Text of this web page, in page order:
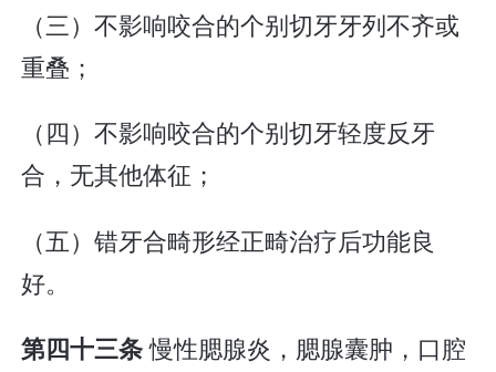
（三）不影响咬合的个别切牙牙列不齐或
重叠；
（四）不影响咬合的个别切牙轻度反牙
合，无其他体征；
（五）错牙合畸形经正畸治疗后功能良
好。
第四十三条慢性腮腺炎，腮腺囊肿，口腔